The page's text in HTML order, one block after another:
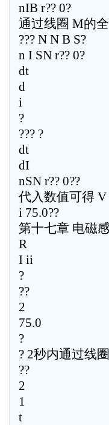
nIB r?? 0?
通过线圈 M的
??? N N B S?
n I SN r?? 0?
dt
d
i
?
??? ?
dt
dI
nSN r?? 0??
代入数值可得 V
i 75.0??
第十七章 电磁
R
I ii
?
??
2
75.0
?
? 2秒内通过线
??
2
1
t